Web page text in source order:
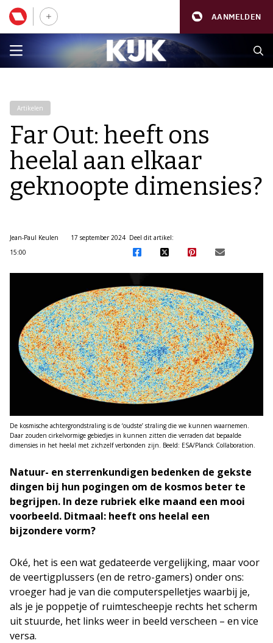
AANMELDEN
Artikelen
Far Out: heeft ons
heelal aan elkaar
geknoopte dimensies?
Jean-Paul Keulen
17 september 2024
15:00
Deel dit artikel:
De kosmische achtergrondstraling is de ‘oudste’ straling die we kunnen waarnemen.
Daar zouden cirkelvormige gebiedjes in kunnen zitten die verraden dat bepaalde
dimensies in het heelal met zichzelf verbonden zijn. Beeld: ESA/Planck Collaboration.
Natuur- en sterrenkundigen bedenken de gekste
dingen bij hun pogingen om de kosmos beter te
begrijpen. In deze rubriek elke maand een mooi
voorbeeld. Ditmaal: heeft ons heelal een
bijzondere vorm?
Oké, het is een wat gedateerde vergelijking, maar voor
de veertigplussers (en de retro-gamers) onder ons:
vroeger had je van die computerspelletjes waarbij je,
als je je poppetje of ruimtescheepje rechts het scherm
uit stuurde, het links weer in beeld verscheen – en vice
versa.